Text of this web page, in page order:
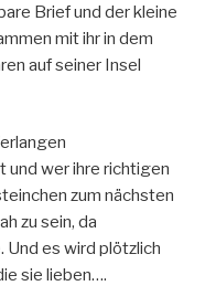
Brief und der kleine
mit ihr in dem
auf seiner Insel
und wer ihre richtigen
zum nächsten
zu sein, da
Und es wird plötzlich
sie lieben….